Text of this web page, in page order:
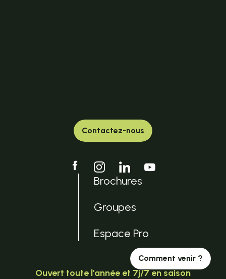
Contactez-nous
Brochures
Groupes
Espace Pro
Comment venir ?
Ouvert toute l'année et 7j/7 en saison